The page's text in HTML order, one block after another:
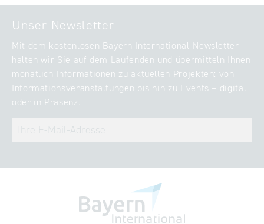
Unser Newsletter
Mit dem kostenlosen Bayern International-Newsletter
halten wir Sie auf dem Laufenden und übermitteln Ihnen
monatlich Informationen zu aktuellen Projekten: von
Informationsveranstaltungen bis hin zu Events – digital
oder in Präsenz.